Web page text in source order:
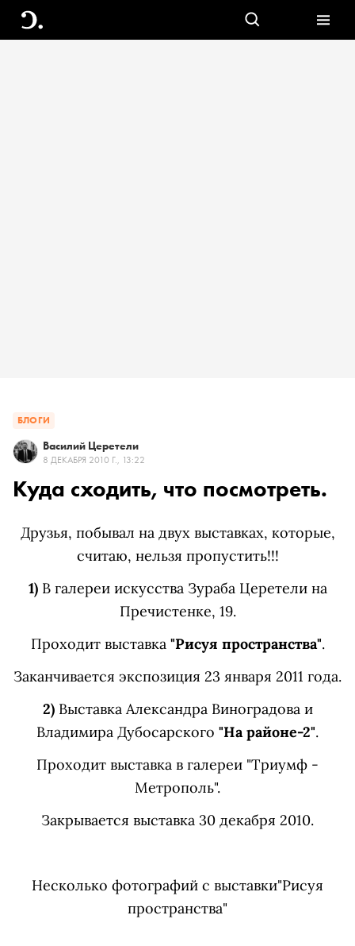
БЛОГИ
Василий Церетели
8 ДЕКАБРЯ 2010 Г., 13:22
Куда сходить, что посмотреть.
Друзья, побывал на двух выставках, которые,
считаю, нельзя пропустить!!!
1)В галереи искусства Зураба Церетели на
Пречистенке, 19.
Проходит выставка "Рисуя пространства".
Заканчивается экспозиция 23 января 2011 года.
2) Выставка Александра Виноградова и
Владимира Дубосарского "На районе-2".
Проходит выставка в галереи "Триумф -
Метрополь".
Закрывается выставка 30 декабря 2010.
Несколько фотографий с выставки"Рисуя
пространства"